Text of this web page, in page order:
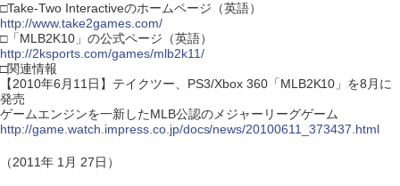
□Take-Two Interactiveのホームページ（英語）
http://www.take2games.com/
□「MLB2K10」の公式ページ（英語）
http://2ksports.com/games/mlb2k11/
□関連情報
【2010年6月11日】テイクツー、PS3/Xbox 360「MLB2K10」を8月に
発売
ゲームエンジンを一新したMLB公認のメジャーリーグゲーム
http://game.watch.impress.co.jp/docs/news/20100611_373437.html
（2011年 1月 27日）